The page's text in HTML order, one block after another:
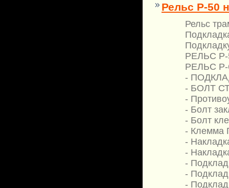
Рельс Р-50
Рельс
РЕЛЬС Р-
РЕЛЬС Р-
-
- БОЛТ
-
- Болт
- Болт
- Клемма
-
-
-
-
-